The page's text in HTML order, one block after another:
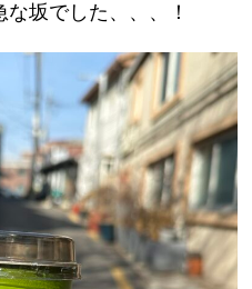
坂でした、、、！